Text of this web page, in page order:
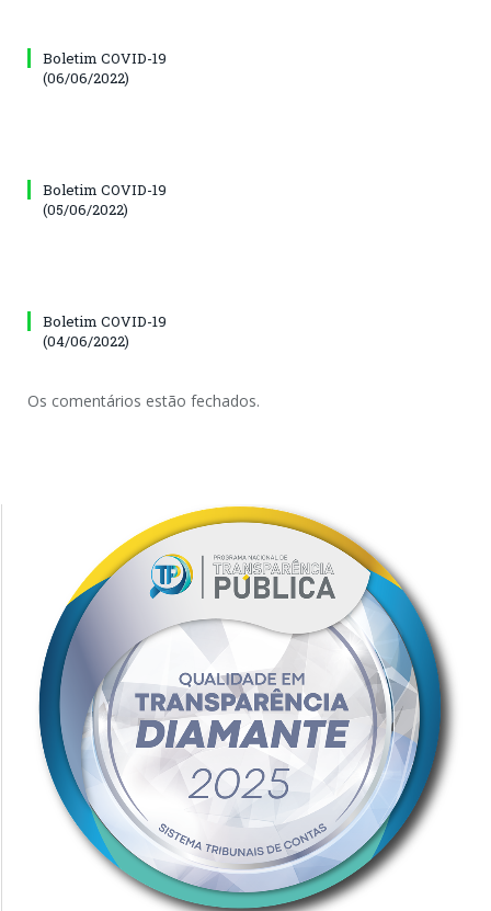
Boletim COVID-19
(06/06/2022)
Boletim COVID-19
(05/06/2022)
Boletim COVID-19
(04/06/2022)
Os comentários estão fechados.